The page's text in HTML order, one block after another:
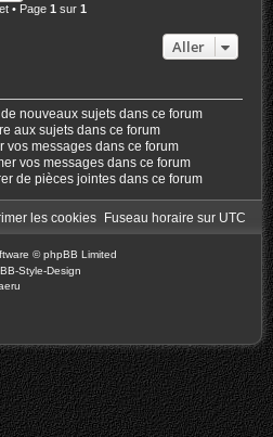
• Page 1 sur 1
Aller
nouveaux sujets dans ce forum
aux sujets dans ce forum
vos messages dans ce forum
vos messages dans ce forum
de pièces jointes dans ce forum
Fuseau horaire sur UTC
les cookies
© phpBB Limited
Style-Design